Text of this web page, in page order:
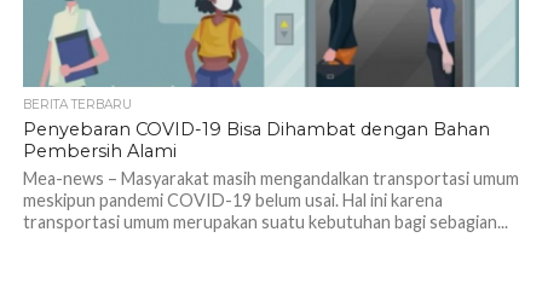
BERITA TERBARU
Penyebaran COVID-19 Bisa Dihambat dengan Bahan
Pembersih Alami
Mea-news – Masyarakat masih mengandalkan transportasi umum
meskipun pandemi COVID-19 belum usai. Hal ini karena
transportasi umum merupakan suatu kebutuhan bagi sebagian...